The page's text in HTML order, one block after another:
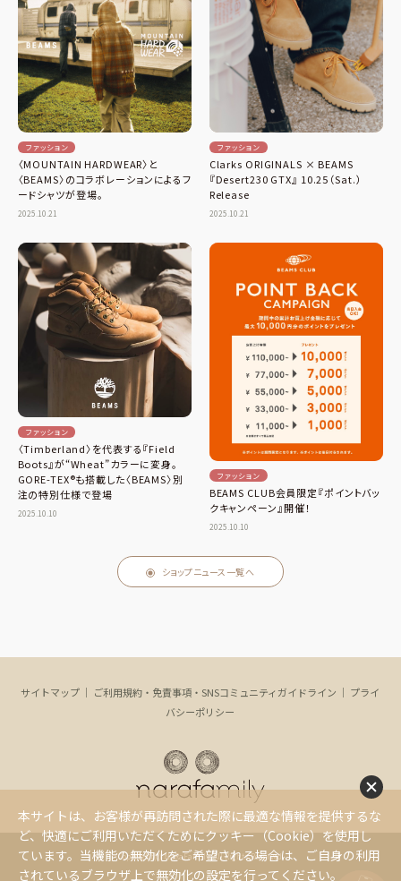
ファッション
〈MOUNTAIN HARDWEAR〉と
〈BEAMS〉のコラボレーションによるフ
ードシャツが登場。
2025.10.21
ファッション
Clarks ORIGINALS × BEAMS
『Desert230 GTX』 10.25（Sat.）
Release
2025.10.21
ファッション
〈Timberland〉を代表する『Field
Boots』が“Wheat”カラーに変身。
GORE-TEX®︎も搭載した〈BEAMS〉別
注の特別仕様で登場
2025.10.10
ファッション
BEAMS CLUB会員限定『ポイントバッ
クキャンペーン』開催！
2025.10.10
ショップニュース一覧へ
サイトマップ ｜ ご利用規約・免責事項・SNSコミュニティガイドライン ｜ プライ
バシーポリシー
Copyright(c) NaRaFamily. All Rights Reserved.
本サイトは、お客様が再訪問された際に最適な情報を提供するな
ど、快適にご利用いただくためにクッキー（Cookie）を使用し
ています。当機能の無効化をご希望される場合は、ご自身の利用
されているブラウザ上で無効化の設定を行ってください。